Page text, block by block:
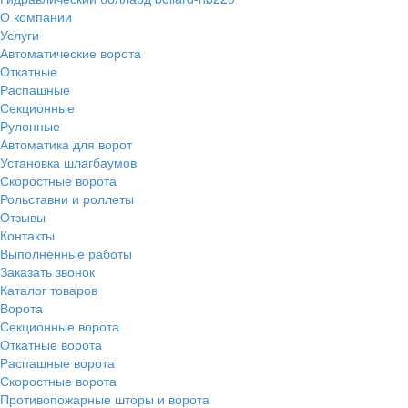
О компании
Услуги
Автоматические ворота
Откатные
Распашные
Секционные
Рулонные
Автоматика для ворот
Установка шлагбаумов
Скоростные ворота
Рольставни и роллеты
Отзывы
Контакты
Выполненные работы
Заказать звонок
Каталог товаров
Ворота
Секционные ворота
Откатные ворота
Распашные ворота
Скоростные ворота
Противопожарные шторы и ворота